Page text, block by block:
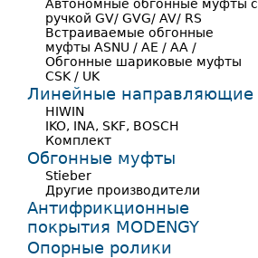
Автономные обгонные муфты с
ручкой GV/ GVG/ AV/ RS
Встраиваемые обгонные
муфты ASNU / AE / AA /
Обгонные шариковые муфты
CSK / UK
Линейные направляющие
HIWIN
IKO, INA, SKF, BOSCH
Комплект
Обгонные муфты
Stieber
Другие производители
Антифрикционные
покрытия MODENGY
Опорные ролики